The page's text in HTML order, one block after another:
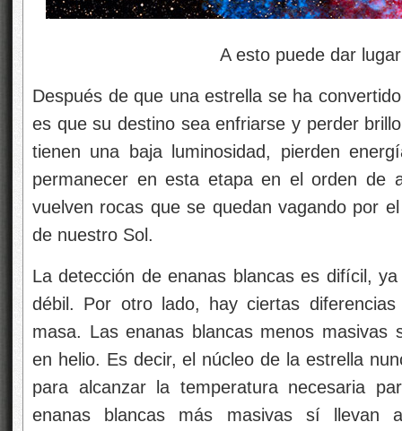
A esto puede dar lugar la unión
Después de que una estrella se ha
es que su destino sea enfriarse y perder
tienen una baja luminosidad, pierden
permanecer en esta etapa en el orden de
vuelven rocas que se quedan vagando por
de nuestro Sol.
La detección de enanas blancas es difícil,
débil. Por otro lado, hay ciertas
masa. Las enanas blancas menos masivas
en helio. Es decir, el núcleo de la estrella
para alcanzar la temperatura necesaria
enanas blancas más masivas sí llevan